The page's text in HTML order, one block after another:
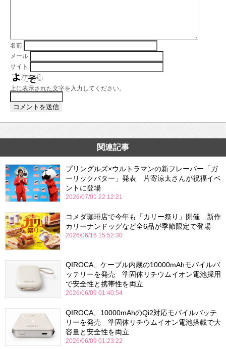
名前
メール
サイト
上に表示された文字を入力してください。
関連記事
プリングルズ×ウルトラマンの新フレーバー「ガ
ーリックバター」発表 片寄涼太さんが祝福イベ
ントに登場
2026/07/01 22:12:21
コメダ珈琲店で今年も「カリー祭り」開催 新作
カリーナンドッグなど全6品が季節限定で登場
2026/06/16 15:52:30
QIROCA、ケーブル内蔵の10000mAhモバイルバ
ッテリーを発売 準固体リチウムイオン電池採用
で安全性と携帯性を両立
2026/06/09 01:40:54
QIROCA、10000mAhのQi2対応モバイルバッテ
リーを発売 準固体リチウムイオン電池搭載で大
容量と安全性を両立
2026/06/09 01:23:22